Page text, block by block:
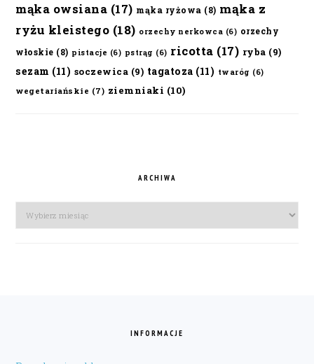
mąka owsiana (17) mąka ryżowa (8) mąka z
ryżu kleistego (18) orzechy nerkowca (6) orzechy
włoskie (8) pistacje (6) pstrąg (6) ricotta (17) ryba (9)
sezam (11) soczewica (9) tagatoza (11) twaróg (6)
wegetariańskie (7) ziemniaki (10)
ARCHIWA
Archiwa
INFORMACJE